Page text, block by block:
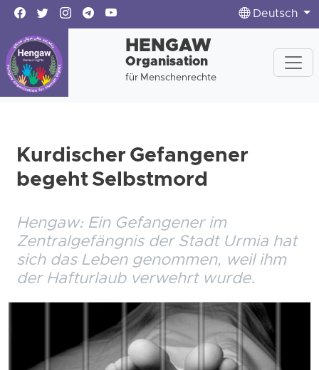
Deutsch
HENGAW
Organisation
für Menschenrechte
Kurdischer Gefangener
begeht Selbstmord
Hengaw: Ein Gefangener im
Zentralgefängnis der Stadt Urmia hat
sich das Leben genommen, weil ihm
der Hafturlaub verwehrt wurde.